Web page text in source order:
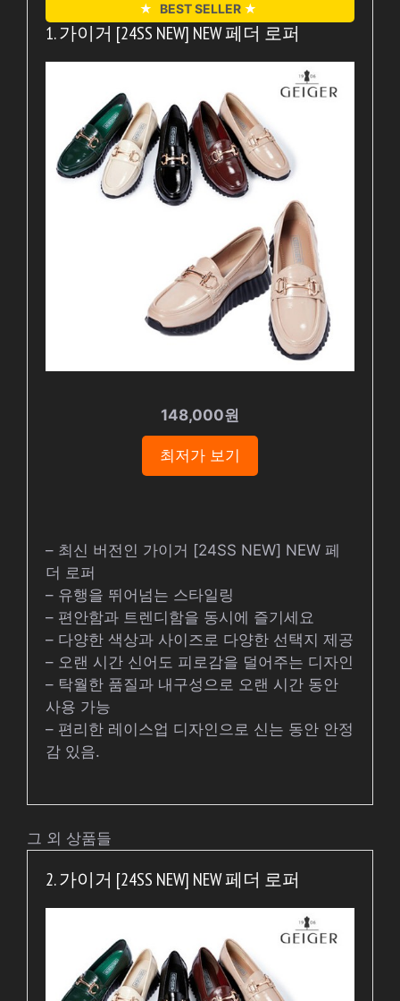
★ BEST SELLER ★
1. 가이거 [24SS NEW] NEW 페더 로퍼
148,000원
최저가 보기
– 최신 버전인 가이거 [24SS NEW] NEW 페
더 로퍼
– 유행을 뛰어넘는 스타일링
– 편안함과 트렌디함을 동시에 즐기세요
– 다양한 색상과 사이즈로 다양한 선택지 제공
– 오랜 시간 신어도 피로감을 덜어주는 디자인
– 탁월한 품질과 내구성으로 오랜 시간 동안
사용 가능
– 편리한 레이스업 디자인으로 신는 동안 안정
감 있음.
그 외 상품들
2. 가이거 [24SS NEW] NEW 페더 로퍼